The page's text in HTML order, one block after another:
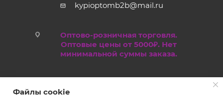
kypioptomb2b@mail.ru
Оптово-розничная торговля.
Оптовые цены от 5000₽. Нет
минимальной суммы заказа.
Файлы cookie